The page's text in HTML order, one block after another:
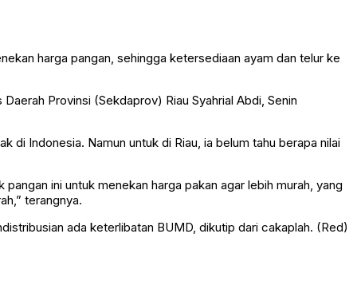
harga pangan, sehingga ketersediaan ayam dan telur ke
Provinsi (Sekdaprov) Riau Syahrial Abdi, Senin
di Indonesia. Namun untuk di Riau, ia belum tahu berapa nilai
ini untuk menekan harga pakan agar lebih murah, yang
terangnya.
ada keterlibatan BUMD, dikutip dari cakaplah. (Red)